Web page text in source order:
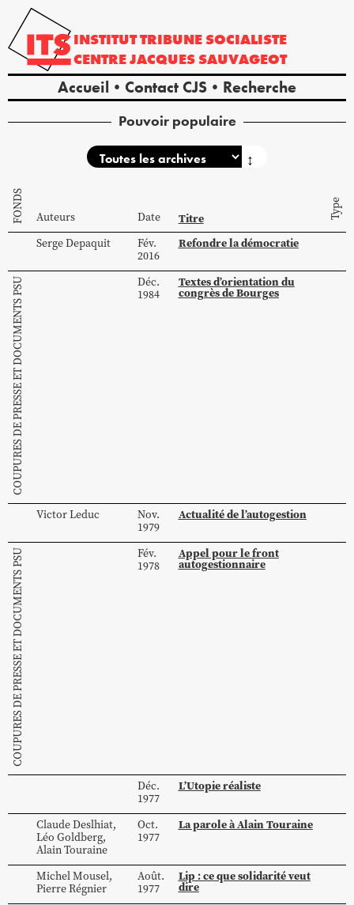
INSTITUTTRIBUNE SOCIALISTE
CENTREJACQUES SAUVAGEOT
Accueil Contact CJS Recherche
Pouvoir populaire
↕
FONDS Auteurs Date Titre Type
SergeDepaquit
Fév.
2016
Refondre la démocratie
COUPURES DE PRESSE ET DOCUMENTS PSU
Déc.
1984
Textes d’orientation du
congrès de Bourges
VictorLeduc
Nov.
1979
Actualité de l’autogestion
COUPURES DE PRESSE ET DOCUMENTS PSU
Fév.
1978
Appel pour le front
autogestionnaire
Déc.
1977
L’Utopie réaliste
ClaudeDeslhiat,
Léo Goldberg,
AlainTouraine
Oct.
1977
La parole à Alain Touraine
MichelMousel,
PierreRégnier
Août.
1977
Lip : ce que solidarité veut
dire